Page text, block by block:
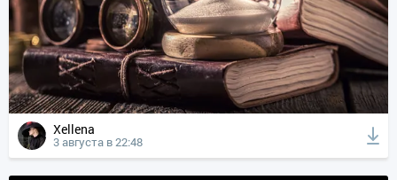
Xellena
3 августа в 22:48